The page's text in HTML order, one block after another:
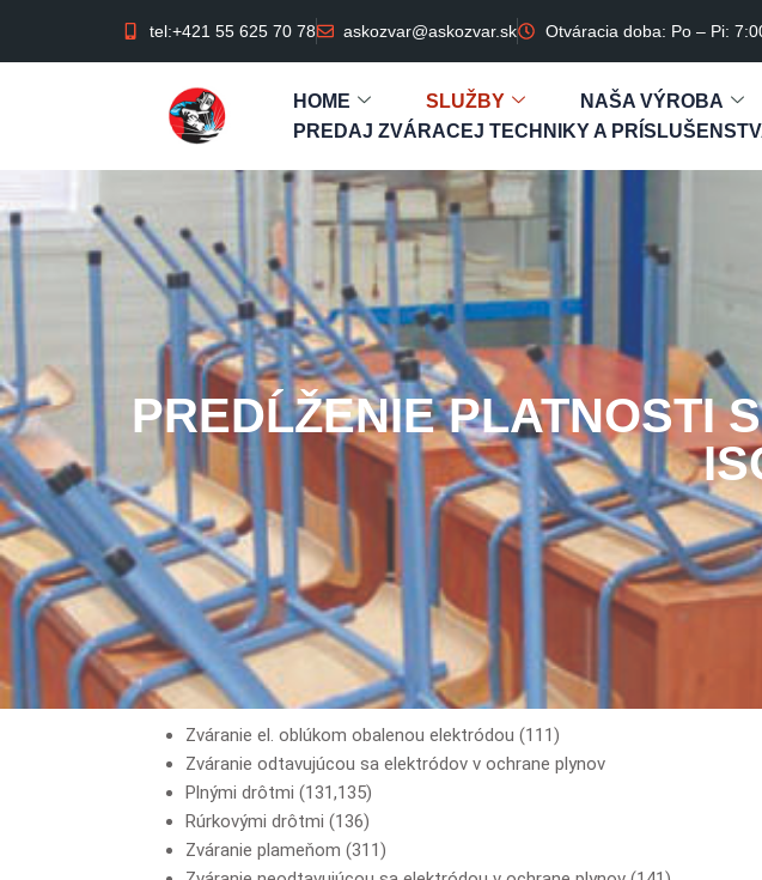
tel:+421 55 625 70 78 askozvar@askozvar.sk Otváracia doba: Po – Pi:
HOME SLUŽBY NAŠA VÝROBA
PREDAJ ZVÁRACEJ TECHNIKY A
PREDĹŽENIE PLATNOSTI
Zváranie el. oblúkom obalenou elektródou (111)
Zváranie odtavujúcou sa elektródov v ochrane plynov
Plnými drôtmi (131,135)
Rúrkovými drôtmi (136)
Zváranie plameňom (311)